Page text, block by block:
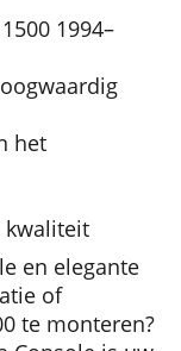
1994–
het
kwaliteit
en elegante
of
te monteren?